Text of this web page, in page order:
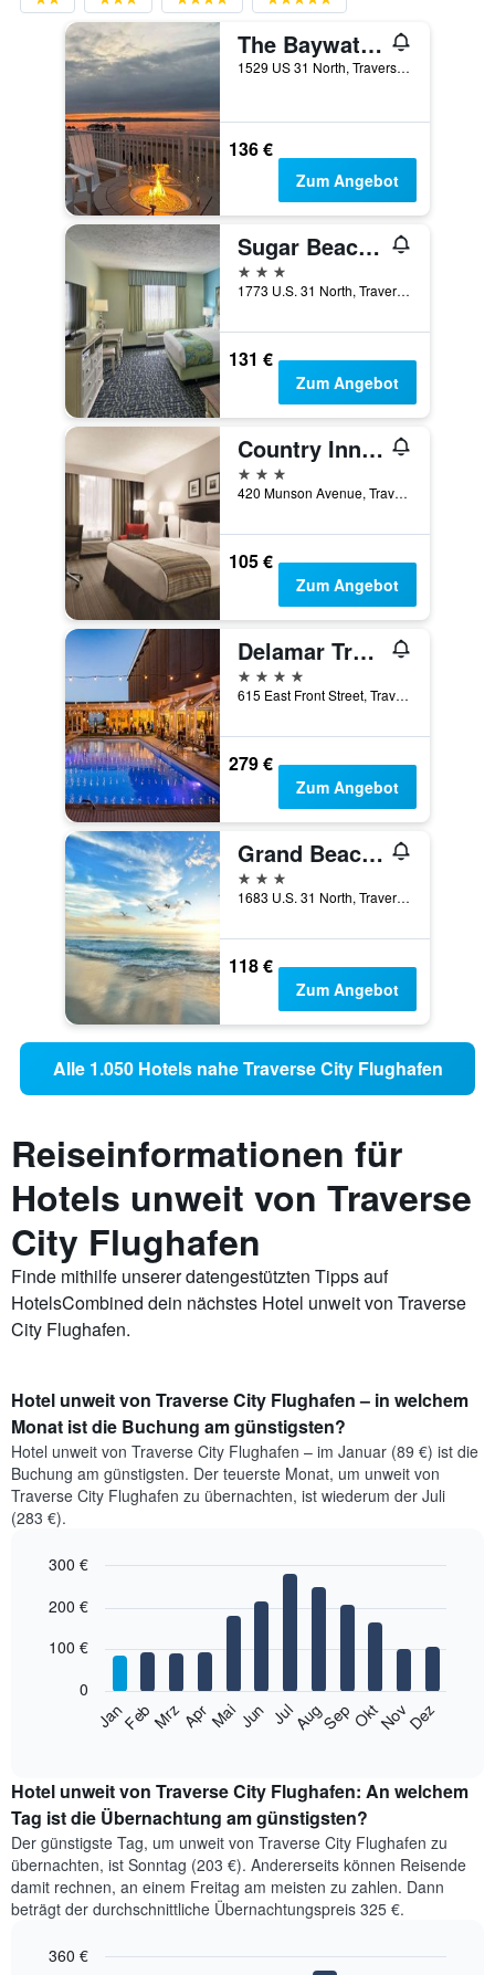
The Baywatch Resort
1529 US 31 North, Traverse City, MI, USA
136 €
Zum Angebot
Sugar Beach Resort Hotel
3 Sterne
1773 U.S. 31 North, Traverse City, MI, USA
131 €
Zum Angebot
Country Inn and Suites by Radisson, Traverse City
3 Sterne
420 Munson Avenue, Traverse City, MI, USA
105 €
Zum Angebot
Delamar Traverse City
4 Sterne
615 East Front Street, Traverse City, MI, USA
279 €
Zum Angebot
Grand Beach Resort Hotel
3 Sterne
1683 U.S. 31 North, Traverse City, MI, USA
118 €
Zum Angebot
Alle 1.050 Hotels nahe Traverse City Flughafen
Reiseinformationen für
Hotels unweit von Traverse
City Flughafen
Finde mithilfe unserer datengestützten Tipps auf
HotelsCombined dein nächstes Hotel unweit von Traverse
City Flughafen.
Hotel unweit von Traverse City Flughafen – in welchem
Monat ist die Buchung am günstigsten?
Hotel unweit von Traverse City Flughafen – im Januar (89 €) ist die
Buchung am günstigsten. Der teuerste Monat, um unweit von
Traverse City Flughafen zu übernachten, ist wiederum der Juli
(283 €).
chart
12
bars.
folgende
den
durchschnittlichen
Zimmerpreis
im
jeweiligen
Monat
an.
Diagramm
graphic.
JanFebMrzAprMaiJun JulAugSep OktNovDez
0
100 €
200 €
300 €
Hotel unweit von Traverse City Flughafen: An welchem
Tag ist die Übernachtung am günstigsten?
Der günstigste Tag, um unweit von Traverse City Flughafen zu
übernachten, ist Sonntag (203 €). Andererseits können Reisende
damit rechnen, an einem Freitag am meisten zu zahlen. Dann
beträgt der durchschnittliche Übernachtungspreis 325 €.
360 €